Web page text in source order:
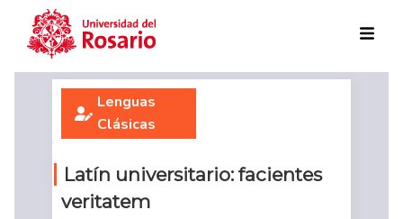
Skip to main content
Lenguas
Clásicas
Latín universitario: facientes
veritatem